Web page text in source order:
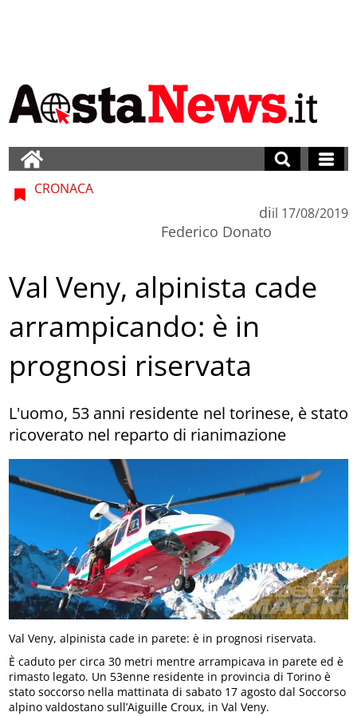
CRONACA
di
Federico Donato
il 17/08/2019
Val Veny, alpinista cade
arrampicando: è in
prognosi riservata
L'uomo, 53 anni residente nel torinese, è stato
ricoverato nel reparto di rianimazione
Val Veny, alpinista cade in parete: è in prognosi riservata.
È caduto per circa 30 metri mentre arrampicava in parete ed è
rimasto legato. Un 53enne residente in provincia di Torino è
stato soccorso nella mattinata di sabato 17 agosto dal Soccorso
alpino valdostano sull’Aiguille Croux, in Val Veny.